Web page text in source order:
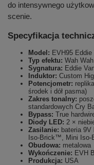
do intensywnego
scenie.
Specyfikacja
Model: EVH95
Typ efektu: Wah Wah
Sygnatura: Eddie
Induktor: Custom
Potencjometr:
środek i dół pasma)
Zakres tonalny:
standardowych Cry
Bypass: True
Diody LED: 2 ×
Zasilanie: bateria
Iso-Brick™, Mini
Obudowa: metalowa
Wykończenie: EVH
Produkcja: USA